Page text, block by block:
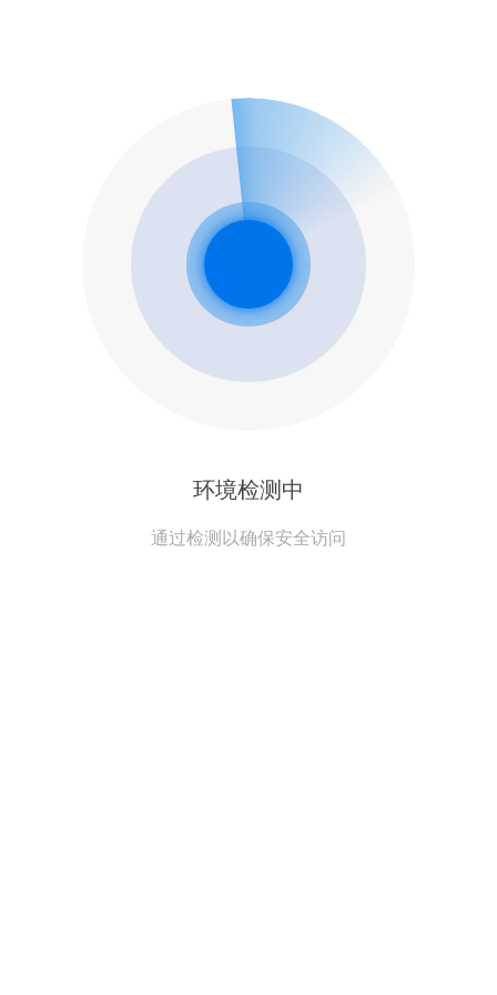
环境检测中
通过检测以确保安全访问